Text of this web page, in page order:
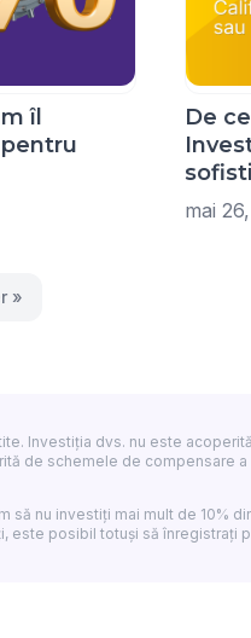
îl
De
mai
»
Investiția dvs. nu este
de schemele de compensare
nu investiți mai mult de 10%
este posibil totuși să înregistrați